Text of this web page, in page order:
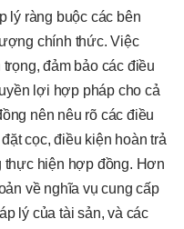
lý ràng buộc các bên
chính thức. Việc
đảm bảo các điều
lợi hợp pháp cho cả
nên nêu rõ các điều
cọc, điều kiện hoàn trả
thực hiện hợp đồng. Hơn
về nghĩa vụ cung cấp
lý của tài sản, và các